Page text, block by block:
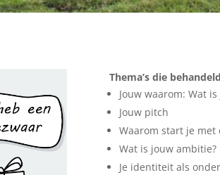
Thema’s die
Jouw waarom: Wat
Jouw pitch
Waarom start je met
Wat is jouw ambitie?
Je identiteit als